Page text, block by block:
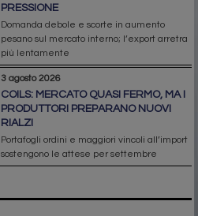
PRESSIONE
Domanda debole e scorte in aumento
pesano sul mercato interno; l’export arretra
più lentamente
3 agosto 2026
COILS: MERCATO QUASI FERMO, MA I
PRODUTTORI PREPARANO NUOVI
RIALZI
Portafogli ordini e maggiori vincoli all’import
sostengono le attese per settembre